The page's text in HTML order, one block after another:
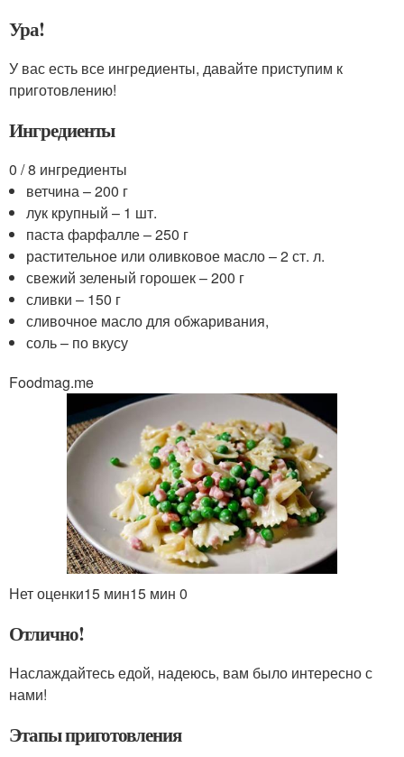
Ура!
У вас есть все ингредиенты, давайте приступим к
приготовлению!
Ингредиенты
0 / 8 ингредиенты
ветчина – 200 г
лук крупный – 1 шт.
паста фарфалле – 250 г
растительное или оливковое масло – 2 ст. л.
свежий зеленый горошек – 200 г
сливки – 150 г
сливочное масло для обжаривания,
соль – по вкусу
Foodmag.me
Нет оценки15 мин15 мин 0
Отлично!
Наслаждайтесь едой, надеюсь, вам было интересно с
нами!
Этапы приготовления